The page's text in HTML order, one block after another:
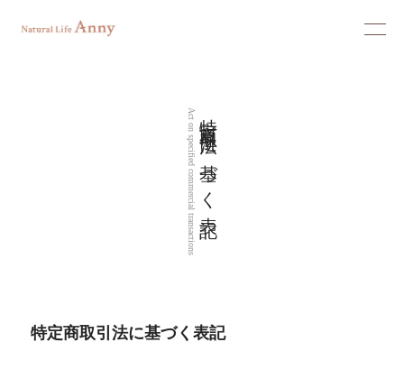
特定商取引法に基づく表記
Act on specified commercial transactions
特定商取引法に基づく表記